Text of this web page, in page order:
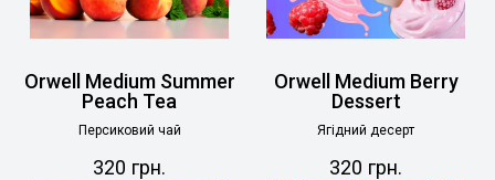
Orwell Medium Summer
Peach Tea
Персиковий чай
320 грн.
Orwell Medium Berry
Dessert
Ягідний десерт
320 грн.